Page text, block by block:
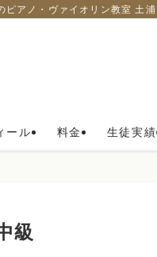
アノ・ヴァイオリン教室 土
ール 料金 生徒実績
級